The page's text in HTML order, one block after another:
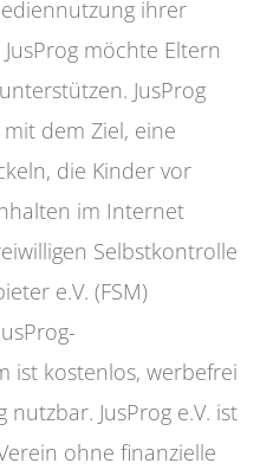
ihrer
möchte Eltern
JusProg
dem Ziel, eine
die Kinder vor
im Internet
Selbstkontrolle
e.V. (FSM)
ist kostenlos, werbefrei
JusProg e.V. ist
ohne finanzielle